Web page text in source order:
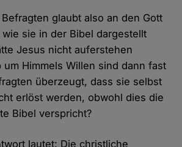
glaubt also an den Gott
sie in der Bibel dargestellt
Jesus nicht auferstehen
um Himmels Willen sind dann fast
überzeugt, dass sie selbst
erlöst werden, obwohl dies die
Bibel verspricht?
lautet: Die christliche